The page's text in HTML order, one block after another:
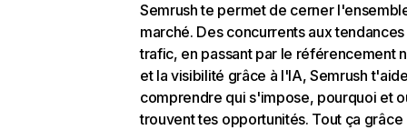
Semrush te permet de cerner
marché. Des concurrents aux
trafic, en passant par le référencement
et la visibilité grâce à l'IA, Semrush
comprendre qui s'impose, pourquoi et
trouvent tes opportunités. Tout ça grâce